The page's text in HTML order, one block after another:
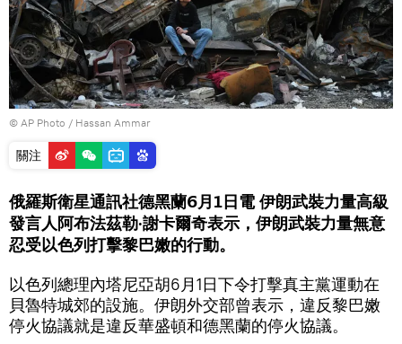
© AP Photo / Hassan Ammar
關注
俄羅斯衛星通訊社德黑蘭6月1日電 伊朗武裝力量高級
發言人阿布法茲勒·謝卡爾奇表示，伊朗武裝力量無意
忍受以色列打擊黎巴嫩的行動。
以色列總理內塔尼亞胡6月1日下令打擊真主黨運動在
貝魯特城郊的設施。伊朗外交部曾表示，違反黎巴嫩
停火協議就是違反華盛頓和德黑蘭的停火協議。